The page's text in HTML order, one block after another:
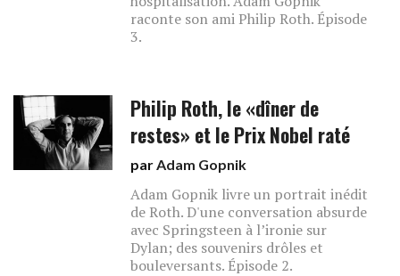
raconte son ami Philip Roth. Épisode
3.
Philip Roth, le «dîner de
restes» et le Prix Nobel raté
parAdam Gopnik
Adam Gopnik livre un portrait inédit
de Roth. D'une conversation absurde
avec Springsteen à l’ironie sur
Dylan; des souvenirs drôles et
bouleversants. Épisode 2.